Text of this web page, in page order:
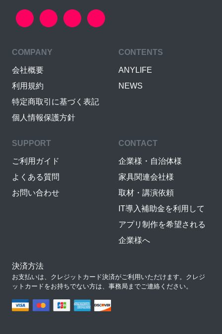
COMPANY
会社概要
利用規約
特定商取引に基づく表記
個人情報保護方針
CONTENTS
ANYLIFE
NEWS
SUPPORT
ご利用ガイド
よくある質問
お問い合わせ
CONTACT
企業様・自治体様
家具関連会社様
取材・講演依頼
IT導入補助金を利用して
アプリ制作を希望される
企業様へ
決済方法
お支払いは、クレジットカード決済がご利用いただけます。クレジ
ットカードをお持ちでない方は、事務局までご連絡ください。